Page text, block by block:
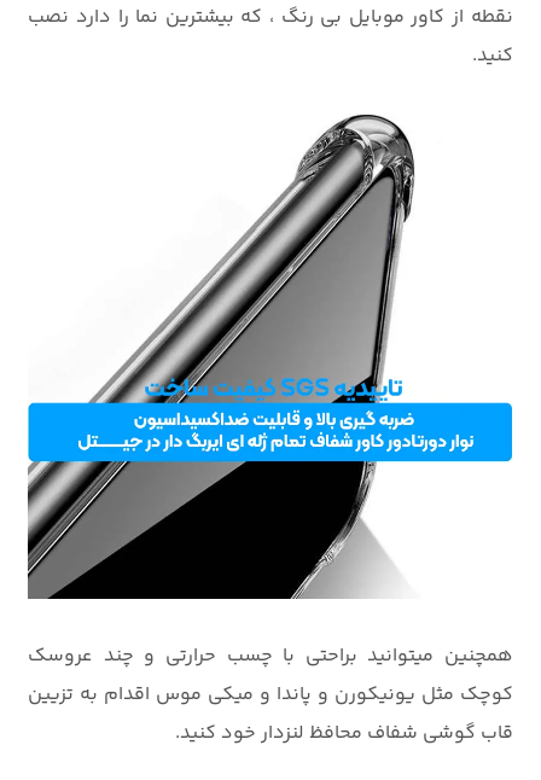
نقطه از کاور موبایل بی رنگ ، که بیشترین نما را دارد نصب
کنید.
همچنین میتوانید براحتی با چسب حرارتی و چند عروسک
کوچک مثل یونیکورن و پاندا و میکی موس اقدام به تزیین
قاب گوشی شفاف محافظ لنزدار خود کنید.